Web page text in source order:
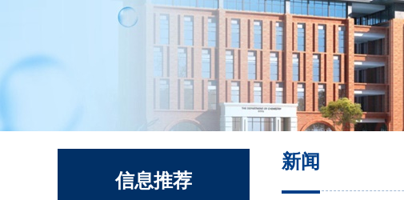
委员会
历史沿革
化学系标识
信息推荐
新闻